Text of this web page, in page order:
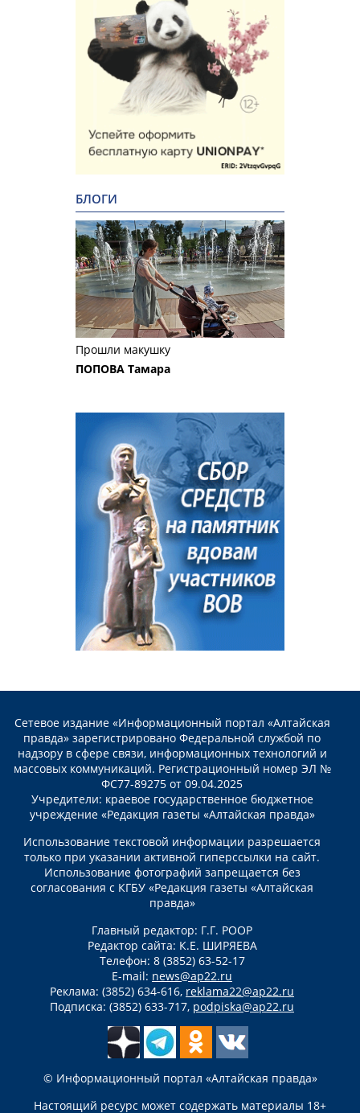
БЛОГИ
Прошли макушку
ПОПОВА Тамара
Сетевое издание «Информационный портал «Алтайская
правда» зарегистрировано Федеральной службой по
надзору в сфере связи, информационных технологий и
массовых коммуникаций. Регистрационный номер ЭЛ №
ФС77-89275 от 09.04.2025
Учредители: краевое государственное бюджетное
учреждение «Редакция газеты «Алтайская правда»
Использование текстовой информации разрешается
только при указании активной гиперссылки на сайт.
Использование фотографий запрещается без
согласования с КГБУ «Редакция газеты «Алтайская
правда»
Главный редактор: Г.Г. РООР
Редактор сайта: К.Е. ШИРЯЕВА
Телефон: 8 (3852) 63-52-17
E-mail: news@ap22.ru
Реклама: (3852) 634-616, reklama22@ap22.ru
Подписка: (3852) 633-717, podpiska@ap22.ru
© Информационный портал «Алтайская правда»
Настоящий ресурс может содержать материалы 18+